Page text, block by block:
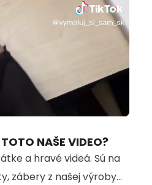
100.00%
NAŠE VIDEO?
a hravé videá. Sú na
zábery z našej výroby...